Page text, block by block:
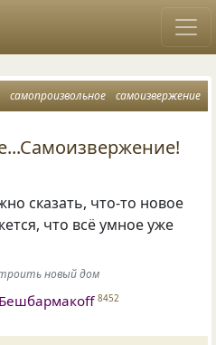
самопроизвольное самоизвержение
сказать, что-то новое
что всё умное уже
новый дом
Бешбармакоff 8452